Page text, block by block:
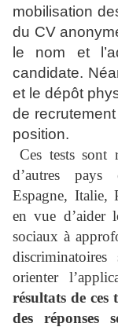
mobilisation
du CV
le nom et
candidate.
et le dépôt
de
position.
Ces tests sont
d’autres pays
Espagne, Italie,
en vue d’aider
sociaux à
orienter
résultats de ces
des réponses